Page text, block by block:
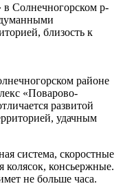
Солнечногорском р-
близость к
районе
«Поварово-
развитой
удачным
система, скоростные
консьержные.
не больше часа.